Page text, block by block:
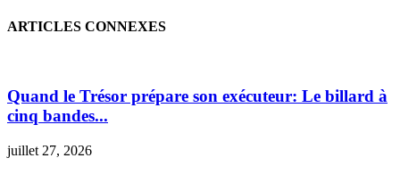
ARTICLES CONNEXES
Quand le Trésor prépare son exécuteur: Le billard à
cinq bandes...
juillet 27, 2026